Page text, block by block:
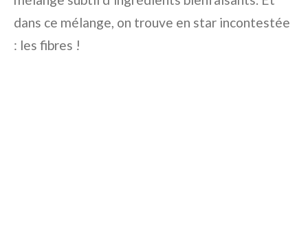
dans ce mélange, on trouve en star incontestée
: les fibres !